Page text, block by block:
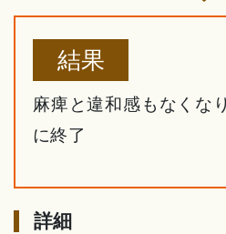
結果
麻痺と違和感もなくな
に終了
詳細